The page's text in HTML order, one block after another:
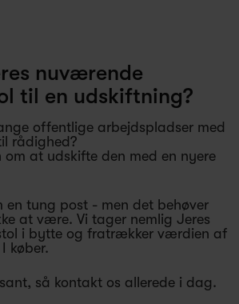
nuværende
til en udskiftning?
offentlige arbejdspladser med
rådighed?
om at udskifte den med en nyere
en tung post - men det behøver
at være. Vi tager nemlig Jeres
i bytte og fratrækker værdien af
køber.
så kontakt os allerede i dag.